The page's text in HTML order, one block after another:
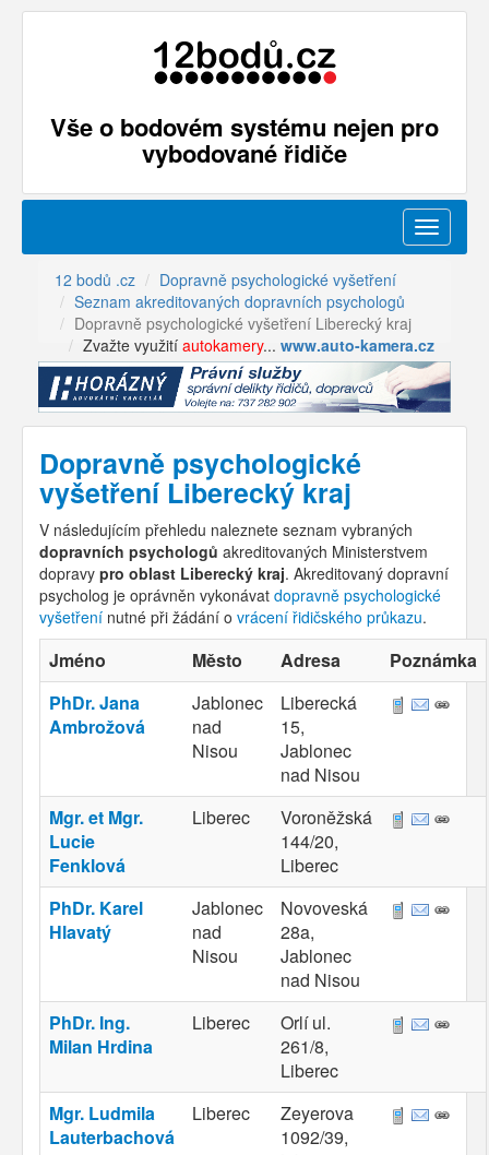
Vše o bodovém systému nejen pro
vybodované řidiče
Menu
12 bodů .cz
Dopravně psychologické vyšetření
Seznam akreditovaných dopravních psychologů
Dopravně psychologické vyšetření Liberecký kraj
Zvažte využití autokamery... www.auto-kamera.cz
Dopravně psychologické
vyšetření Liberecký kraj
V následujícím přehledu naleznete seznam vybraných
dopravních psychologů akreditovaných Ministerstvem
dopravy pro oblast Liberecký kraj. Akreditovaný dopravní
psycholog je oprávněn vykonávat dopravně psychologické
vyšetření nutné při žádání o vrácení řidičského průkazu.
Jméno Město Adresa
Poznámka
PhDr. Jana
Ambrožová
Jablonec
nad
Nisou
Liberecká
15,
Jablonec
nad Nisou
Mgr. et Mgr.
Lucie
Fenklová
Liberec
Voroněžská
144/20,
Liberec
PhDr. Karel
Hlavatý
Jablonec
nad
Nisou
Novoveská
28a,
Jablonec
nad Nisou
PhDr. Ing.
Milan Hrdina
Liberec
Orlí ul.
261/8,
Liberec
Mgr. Ludmila
Lauterbachová
Liberec
Zeyerova
1092/39,